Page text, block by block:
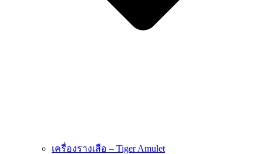
เครื่องรางเสือ – Tiger Amulet